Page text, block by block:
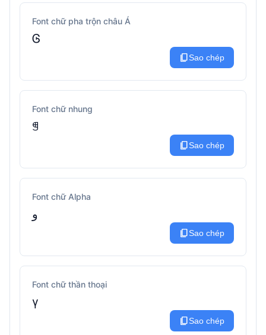
Font chữ pha trộn châu Á
Ꮆ
content_copySao chép
Font chữ nhung
ꁅ
content_copySao chép
Font chữ Alpha
ﻭ
content_copySao chép
Font chữ thần thoại
γ
content_copySao chép